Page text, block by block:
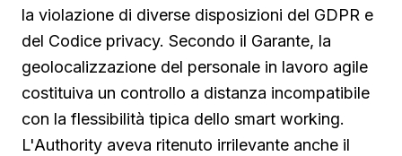
la violazione di diverse disposizioni del GDPR e
del Codice privacy. Secondo il Garante, la
geolocalizzazione del personale in lavoro agile
costituiva un controllo a distanza incompatibile
con la flessibilità tipica dello smart working.
L'Authority aveva ritenuto irrilevante anche il